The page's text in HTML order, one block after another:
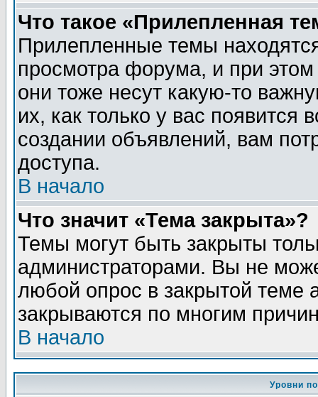
Что такое «Прилепленная
Прилепленные темы
просмотра форума, и при
они тоже несут какую-то
их, как только у вас появится
создании объявлений, вам
доступа.
В начало
Что значит «Тема закрыта»?
Темы могут быть закрыты
администраторами. Вы не
любой опрос в закрытой теме
закрываются по многим
В начало
Уровни